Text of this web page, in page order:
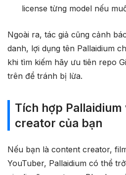
license từng model nếu
Ngoài ra, tác giả cũng cảnh
danh, lợi dụng tên Pallaidium
khi tìm kiếm hãy ưu tiên repo
trên để tránh bị lừa.
Tích hợp
creator của bạn
Nếu bạn là content creator,
YouTuber, Pallaidium có thể